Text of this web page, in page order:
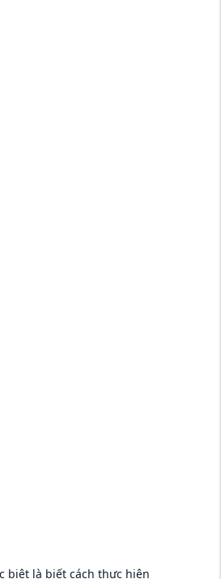
biệt là biết cách thực hiện